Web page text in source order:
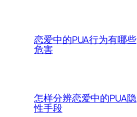
恋爱中的PUA行为有哪些
危害
怎样分辨恋爱中的PUA隐
性手段